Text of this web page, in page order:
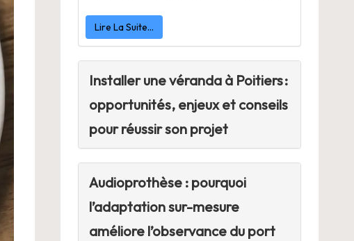
Lire La Suite…
Installer une véranda à Poitiers :
opportunités, enjeux et conseils
pour réussir son projet
Audioprothèse : pourquoi
l’adaptation sur-mesure
améliore l’observance du port